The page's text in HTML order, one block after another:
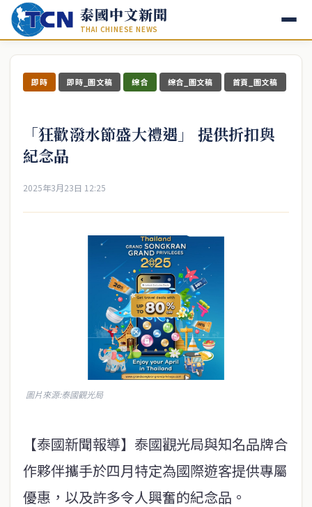
泰國中文新聞
THAI CHINESE NEWS
即時 即時_圖文稿 綜合 綜合_圖文稿 首頁_圖文稿
「狂歡潑水節盛大禮遇」 提供折扣與
紀念品
2025年3月23日 12:25
圖片來源:泰國觀光局
【泰國新聞報導】泰國觀光局與知名品牌合
作夥伴攜手於四月特定為國際遊客提供專屬
優惠，以及許多令人興奮的紀念品。